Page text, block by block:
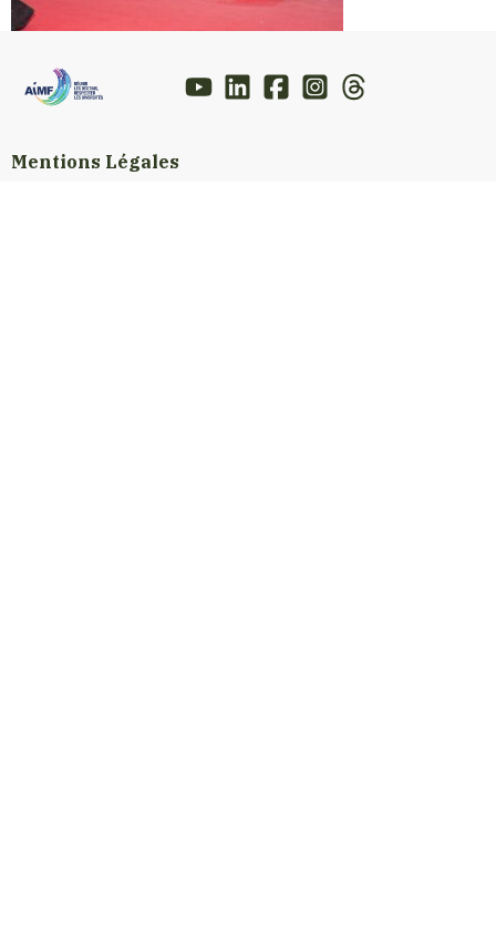
Mentions Légales